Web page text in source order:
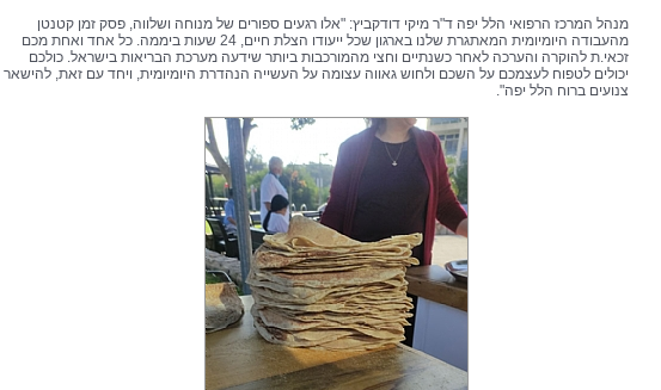
מנהל המרכז הרפואי הלל יפה ד"ר מיקי דודקביץ: "אלו רגעים ספורים של מנוחה ושלווה, פסק זמן קטנטן
מהעבודה היומיומית המאתגרת שלנו בארגון שכל ייעודו הצלת חיים, 24 שעות ביממה. כל אחד ואחת מכם
זכאי.ת להוקרה והערכה לאחר כשנתיים וחצי מהמורכבות ביותר שידעה מערכת הבריאות בישראל. כולכם
יכולים לטפוח לעצמכם על השכם ולחוש גאווה עצומה על העשייה הנהדרת היומיומית, ויחד עם זאת, להישאר
צנועים ברוח הלל יפה".